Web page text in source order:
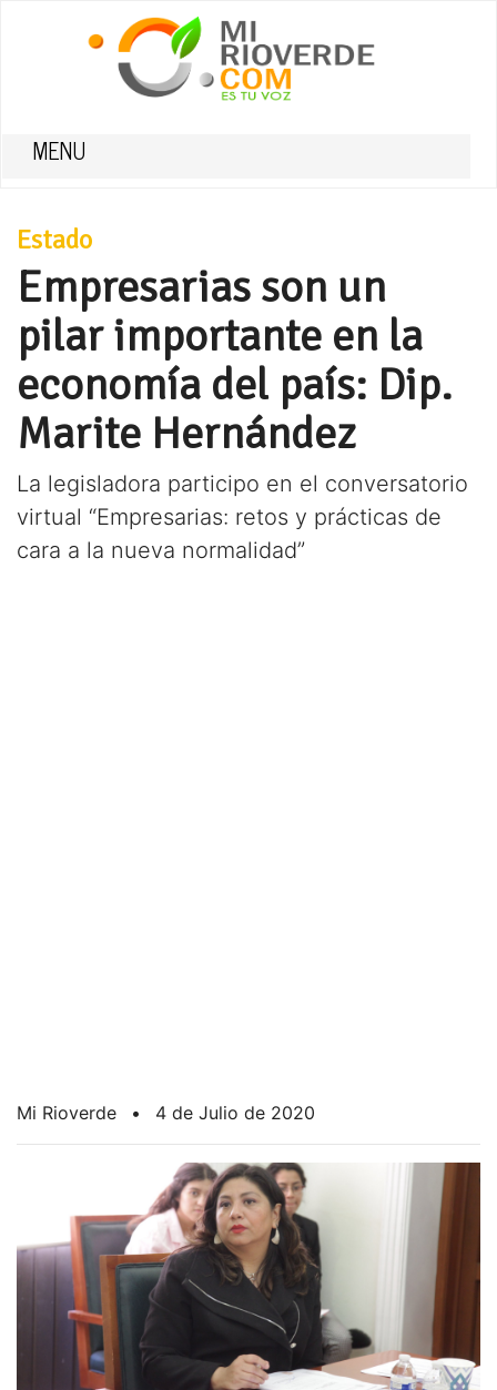
MENU
Estado
Empresarias son un
pilar importante en la
economía del país: Dip.
Marite Hernández
La legisladora participo en el conversatorio
virtual “Empresarias: retos y prácticas de
cara a la nueva normalidad”
Mi Rioverde • 4 de Julio de 2020